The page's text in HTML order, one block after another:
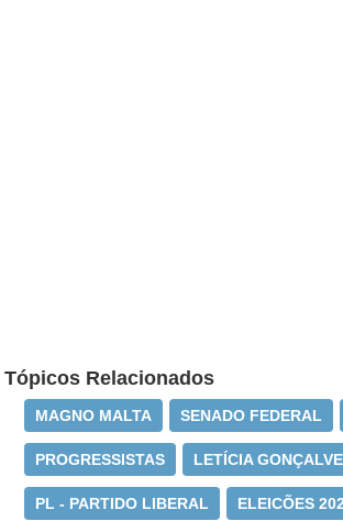
Tópicos Relacionados
MAGNO MALTA SENADO FEDERAL
PROGRESSISTAS LETÍCIA
PL - PARTIDO LIBERAL ELEICÕES